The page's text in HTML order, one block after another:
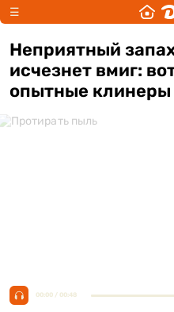
☰
Неприятный
исчезнет вмиг:
опытные клинеры
00:00 / 00:48